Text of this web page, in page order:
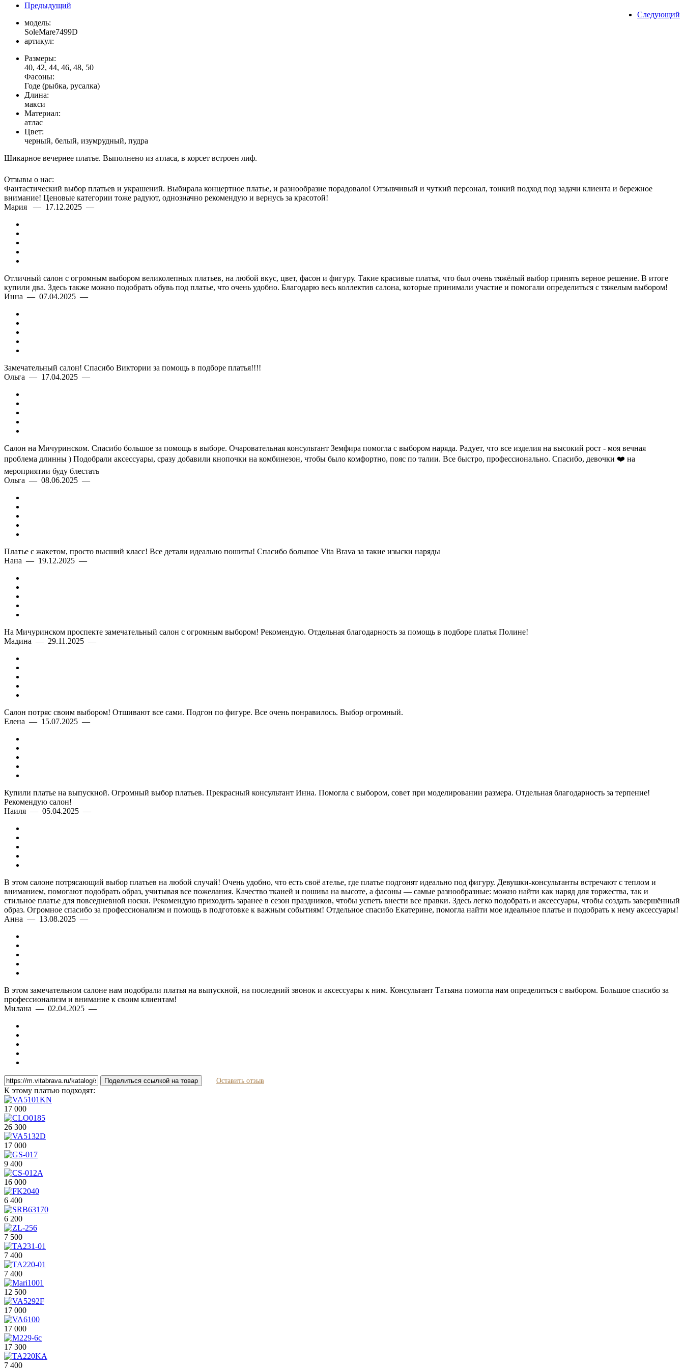
Предыдущий
Следующий
модель:
SoleMare7499D
артикул:
Размеры:
40, 42, 44, 46, 48, 50
Фасоны:
Годе (рыбка, русалка)
Длина:
макси
Материал:
атлас
Цвет:
черный, белый, изумрудный, пудра
Шикарное вечернее платье. Выполнено из атласа, в корсет встроен лиф.
Отзывы о нас:
Фантастический выбор платьев и украшений. Выбирала концертное платье, и разнообразие порадовало! Отзывчивый и чуткий персонал, тонкий подход под задачи клиента и бережное
внимание! Ценовые категории тоже радуют, однозначно рекомендую и вернусь за красотой!
Мария — 17.12.2025 —
Отличный салон с огромным выбором великолепных платьев, на любой вкус, цвет, фасон и фигуру. Такие красивые платья, что был очень тяжёлый выбор принять верное решение. В итоге
купили два. Здесь также можно подобрать обувь под платье, что очень удобно. Благодарю весь коллектив салона, которые принимали участие и помогали определиться с тяжелым выбором!
Инна — 07.04.2025 —
Замечательный салон! Спасибо Виктории за помощь в подборе платья!!!!
Ольга — 17.04.2025 —
Салон на Мичуринском. Спасибо большое за помощь в выборе. Очаровательная консультант Земфира помогла с выбором наряда. Радует, что все изделия на высокий рост - моя вечная
проблема длинны ) Подобрали аксессуары, сразу добавили кнопочки на комбинезон, чтобы было комфортно, пояс по талии. Все быстро, профессионально. Спасибо, девочки ❤️ на
мероприятии буду блестать
Ольга — 08.06.2025 —
Платье с жакетом, просто высший класс! Все детали идеально пошиты! Спасибо большое Vita Brava за такие изыски наряды
Нана — 19.12.2025 —
На Мичуринском проспекте замечательный салон с огромным выбором! Рекомендую. Отдельная благодарность за помощь в подборе платья Полине!
Мадина — 29.11.2025 —
Салон потряс своим выбором! Отшивают все сами. Подгон по фигуре. Все очень понравилось. Выбор огромный.
Елена — 15.07.2025 —
Купили платье на выпускной. Огромный выбор платьев. Прекрасный консультант Инна. Помогла с выбором, совет при моделировании размера. Отдельная благодарность за терпение!
Рекомендую салон!
Наиля — 05.04.2025 —
В этом салоне потрясающий выбор платьев на любой случай! Очень удобно, что есть своё ателье, где платье подгонят идеально под фигуру. Девушки-консультанты встречают с теплом и
вниманием, помогают подобрать образ, учитывая все пожелания. Качество тканей и пошива на высоте, а фасоны — самые разнообразные: можно найти как наряд для торжества, так и
стильное платье для повседневной носки. Рекомендую приходить заранее в сезон праздников, чтобы успеть внести все правки. Здесь легко подобрать и аксессуары, чтобы создать завершённый
образ. Огромное спасибо за профессионализм и помощь в подготовке к важным событиям! Отдельное спасибо Екатерине, помогла найти мое идеальное платье и подобрать к нему аксессуары!
Анна — 13.08.2025 —
В этом замечательном салоне нам подобрали платья на выпускной, на последний звонок и аксессуары к ним. Консультант Татьяна помогла нам определиться с выбором. Большое спасибо за
профессионализм и внимание к своим клиентам!
Милана — 02.04.2025 —
Поделиться ссылкой на товар Оставить отзыв
К этому платью подходят:
17 000
26 300
17 000
9 400
16 000
6 400
6 200
7 500
7 400
7 400
12 500
17 000
17 000
17 300
7 400